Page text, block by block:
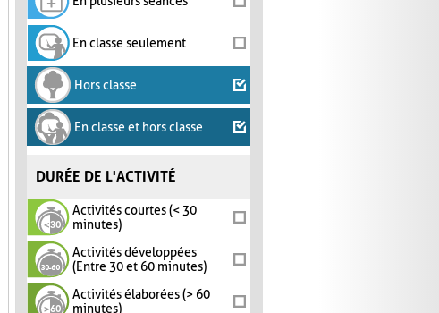
En classe seulement
Hors classe
En classe et hors classe
DURÉE DE L'ACTIVITÉ
Activités courtes (< 30
minutes)
Activités développées
(Entre 30 et 60 minutes)
Activités élaborées (> 60
minutes)